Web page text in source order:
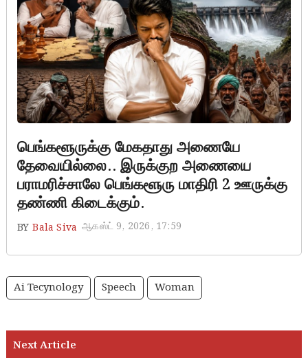
பெங்களூருக்கு மேகதாது அணையே
தேவையில்லை.. இருக்குற அணையை
பராமரிச்சாலே பெங்களூரு மாதிரி 2 ஊருக்கு
தண்ணி கிடைக்கும்.
BY Bala Siva ஆகஸ்ட் 9, 2026, 17:59
Ai Tecynology Speech Woman